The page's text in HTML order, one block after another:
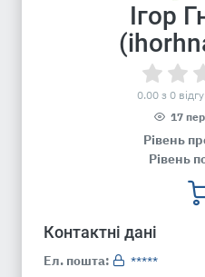
Ігор
0.00 з 0
17
Рівень
Рівень
Контактні дані
Ел. пошта:
*****